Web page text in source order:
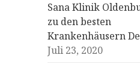
Sana Klinik
zu den besten
Krankenhäusern
Juli 23, 2020